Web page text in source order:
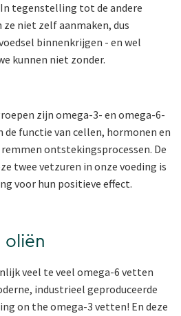
tegenstelling tot de andere
niet zelf aanmaken, dus
binnenkrijgen - en wel
kunnen niet zonder.
zijn omega-3- en omega-6-
de functie van cellen, hormonen en
ontstekingsprocessen. De
twee vetzuren in onze voeding is
voor hun positieve effect.
oliën
veel te veel omega-6 vetten
industrieel geproduceerde
on the omega-3 vetten! En deze